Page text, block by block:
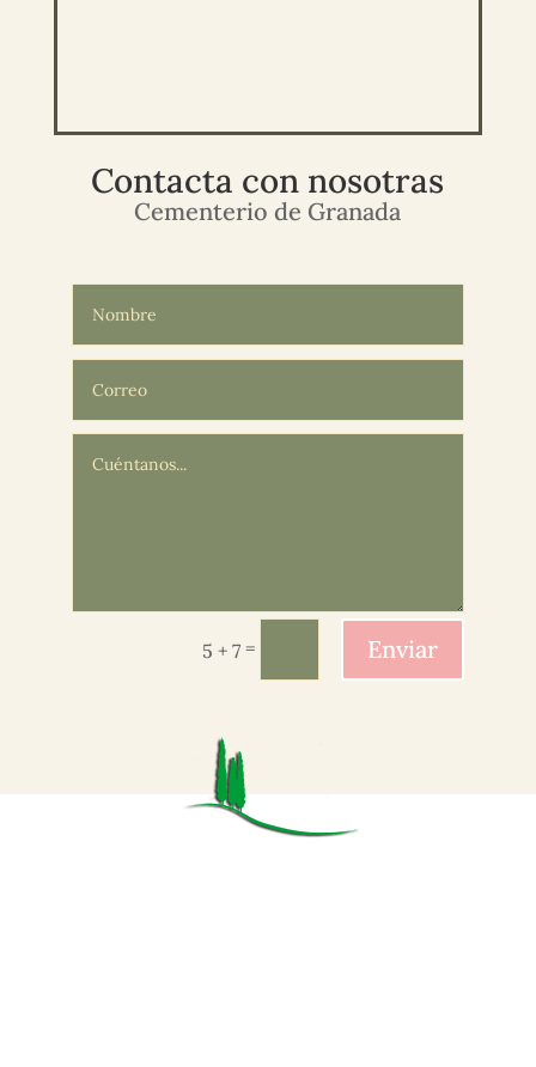
Contacta con nosotras
Cementerio de Granada
5 + 7 = Enviar